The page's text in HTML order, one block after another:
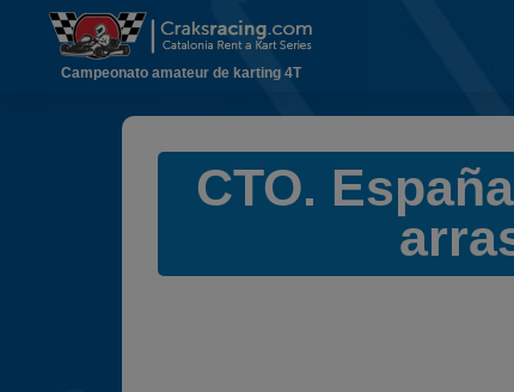
Campeonato amateur de karting 4T
CTO.